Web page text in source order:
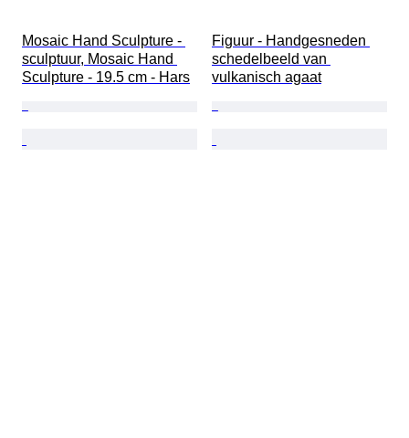
Mosaic Hand Sculpture -
sculptuur, Mosaic Hand
Sculpture - 19.5 cm - Hars
Figuur - Handgesneden
schedelbeeld van
vulkanisch agaat